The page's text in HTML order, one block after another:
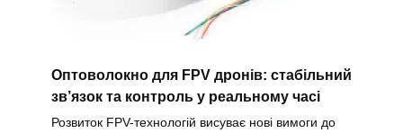
Оптоволокно для FPV дронів: стабільний
зв’язок та контроль у реальному часі
Розвиток FPV-технологій висуває нові вимоги до